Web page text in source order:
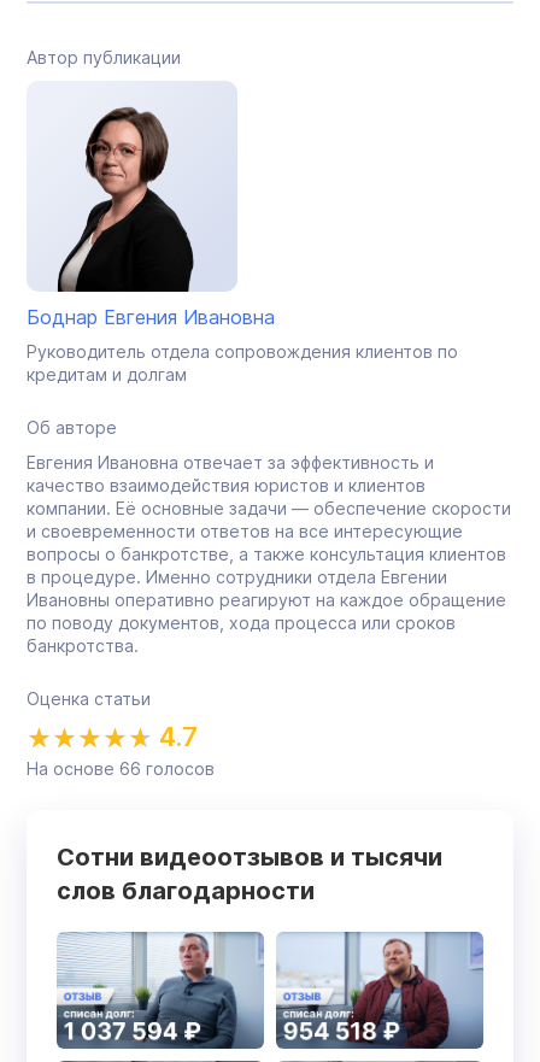
Автор публикации
Боднар Евгения Ивановна
Руководитель отдела сопровождения клиентов по
кредитам и долгам
Об авторе
Евгения Ивановна отвечает за эффективность и
качество взаимодействия юристов и клиентов
компании. Её основные задачи — обеспечение скорости
и своевременности ответов на все интересующие
вопросы о банкротстве, а также консультация клиентов
в процедуре. Именно сотрудники отдела Евгении
Ивановны оперативно реагируют на каждое обращение
по поводу документов, хода процесса или сроков
банкротства.
Оценка статьи
4.7
На основе 66 голосов
Сотни видеоотзывов и тысячи
слов благодарности